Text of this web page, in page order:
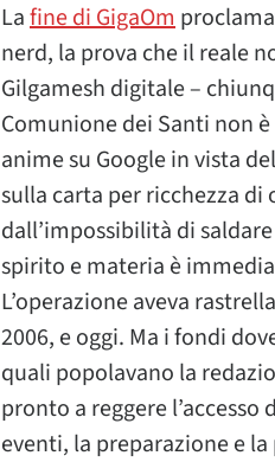
Lafine di GigaOm
nerd, la prova che il reale
Gilgamesh digitale –
Comunione dei Santi non
anime su Google in vista
sulla carta per ricchezza
dall’impossibilità di
spirito e materia è
L’operazione aveva
2006, e oggi. Ma i fondi
quali popolavano la
pronto a reggere l’accesso
eventi, la preparazione e